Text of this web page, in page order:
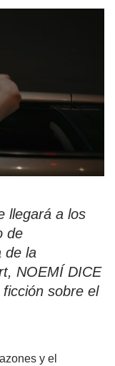
llegará a los
de
de la
NOEMÍ DICE
sobre el
y el